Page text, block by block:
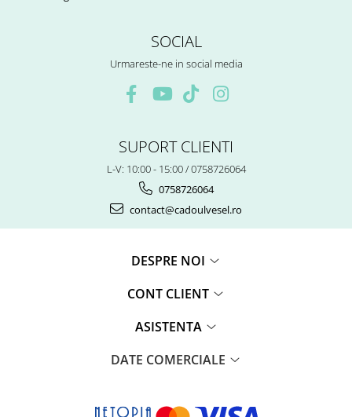
SOCIAL
Urmareste-ne in social media
SUPORT CLIENTI
L-V: 10:00 - 15:00 / 0758726064
0758726064
contact@cadoulvesel.ro
DESPRE NOI
CONT CLIENT
ASISTENTA
DATE COMERCIALE